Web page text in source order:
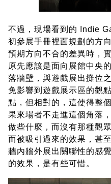
不過，現場看到的 Indie
初參展手冊裡面規劃的方
預期方向不合的差異時，
原先應該是面向展館中央
落牆壁，與遊戲展出攤位
免影響到遊戲展示區的觀
點，但相對的，這使得整
果來場者不走進這個角落
做些什麼，而沒有那種觀
而被吸引過來的效果，甚
牆內牆外展出關聯性的感
的效果，是有些可惜。